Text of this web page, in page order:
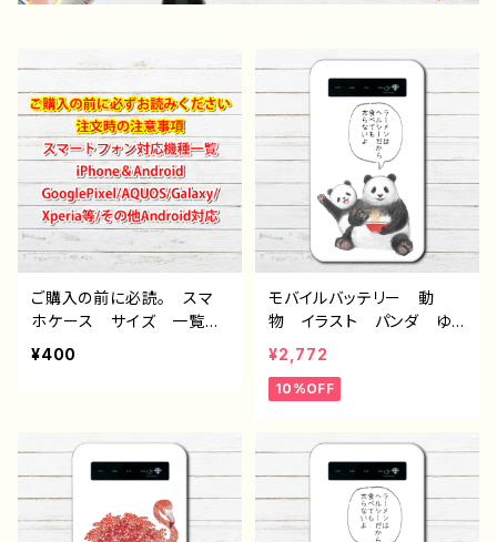
ご購入の前に必読。 スマ
ホケース サイズ 一覧
選び方 iPhoneケース A
ル etc. 手帳型 全機種
対応
¥400
モバイルバッテリー 動
物 イラスト パンダ ゆ
るかわ 面白い おもしろ
い ユニーク ゆるい ネ
タ系 可愛い かわいい
個性的 人気 イラストレ
ーター クリエイター 絵
師 オリジナル デザイ
ン グッズ 充電器 悪い
¥2,772
10%OFF